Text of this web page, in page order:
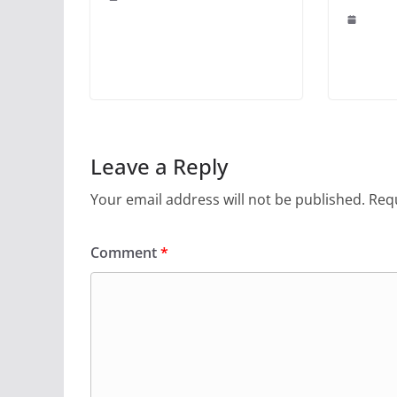
Leave a Reply
Your email address will not be published.
Comment*